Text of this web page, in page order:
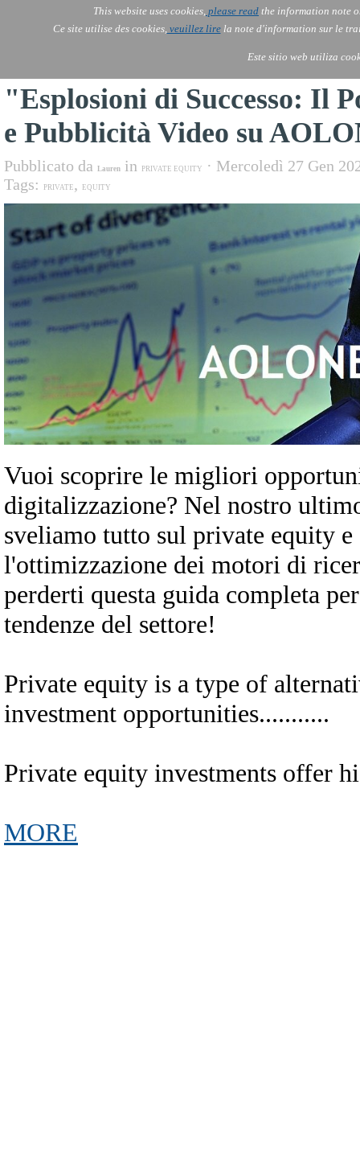
This website uses cookies, please read the information note
Ce site utilise des cookies,veuillez lirela note d'information sur le
Este sitio web utiliza
AOLONE
AOLONE
AOLONE ITALIA
AOLONE
"Esplosioni di Successo: Il
e Pubblicità Video su
Pubblicato da Lauren in PRIVATE EQUITY
· Mercoledì 27 Gen
Tags:
PRIVATE , EQUITY
Vuoi scoprire le migliori
digitalizzazione? Nel nostro
sveliamo tutto sul private equity
l'ottimizzazione dei motori di
perderti questa guida completa
tendenze del settore!
Private equity is a type of
investment opportunities...........
Private equity investments offer
MORE